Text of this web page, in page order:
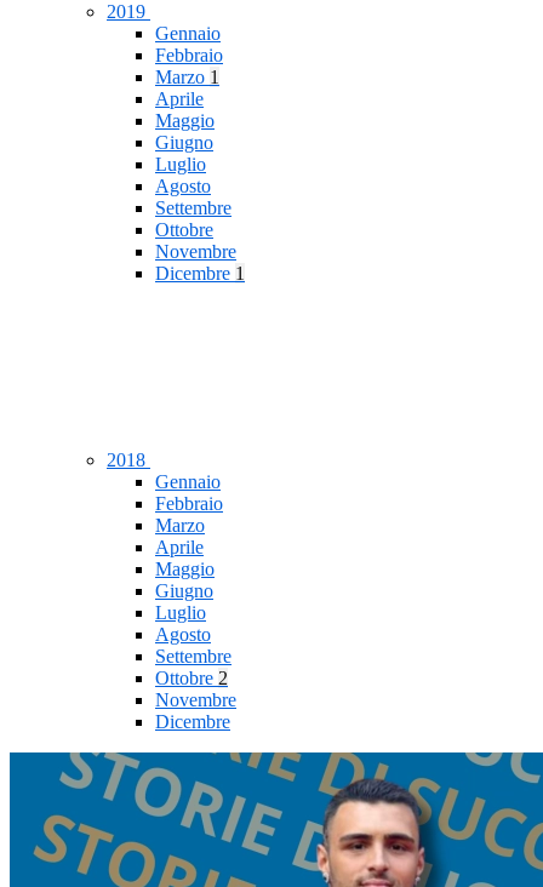
2019
Gennaio
Febbraio
Marzo 1
Aprile
Maggio
Giugno
Luglio
Agosto
Settembre
Ottobre
Novembre
Dicembre 1
2018
Gennaio
Febbraio
Marzo
Aprile
Maggio
Giugno
Luglio
Agosto
Settembre
Ottobre 2
Novembre
Dicembre